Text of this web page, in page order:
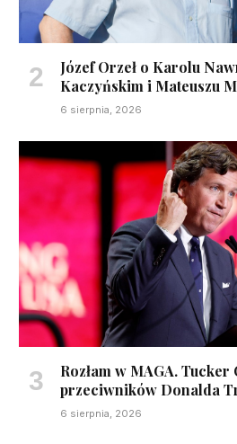
Józef Orzeł o Karolu
Kaczyńskim i Mateuszu
6 sierpnia, 2026
Rozłam w MAGA.
przeciwników Donalda
6 sierpnia, 2026